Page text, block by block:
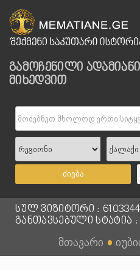
გამოჩენილი
მიხედვით
ძიება
სულ ვიზიტორი :
განთავსებული სტატია :
მთავარი ●